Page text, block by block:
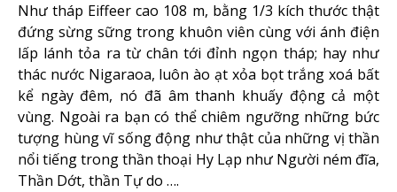
Như tháp Eiffeer cao 108 m, bằng 1/3 kích thước thật
đứng sừng sững trong khuôn viên cùng với ánh điện
lấp lánh tỏa ra từ chân tới đỉnh ngọn tháp; hay như
thác nước Nigaraoa, luôn ào ạt xỏa bọt trắng xoá bất
kể ngày đêm, nó đã âm thanh khuấy động cả một
vùng. Ngoài ra bạn có thể chiêm ngưỡng những bức
tượng hùng vĩ sống động như thật của những vị thần
nổi tiếng trong thần thoại Hy Lạp như Người ném đĩa,
Thần Dớt, thần Tự do ….